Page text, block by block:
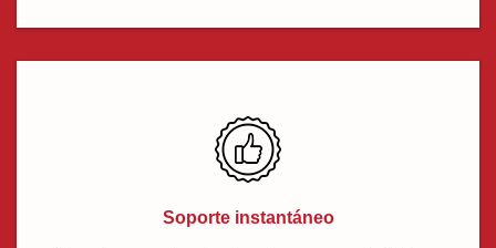
Soporte instantáneo